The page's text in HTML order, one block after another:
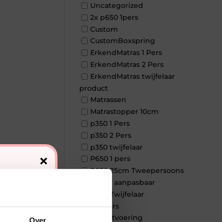
Uncategorized
2x p650 1pers
Custom
CustomBoxspring
ErkendMatras 1 Pers
ErkendMatras 2 Pers
ErkendMatras twijfelaar
product
Matrassen
Matrastopper 10cm
p350 1 Pers
p350 2 Pers
p350 twijfelaar
P650 1 pers
P650 25cm Tweepersoons
een kern aanpasbaar
P650 Twijfelaar
Toppers
Maatvoering
×